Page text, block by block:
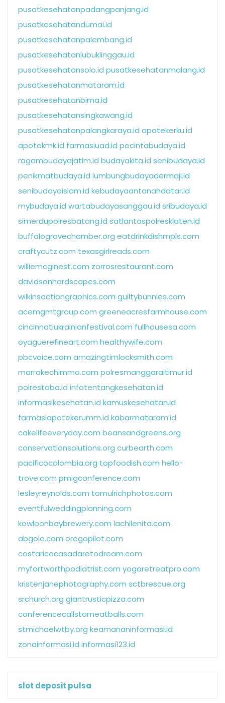
pusatkesehatanpadangpanjang.id
pusatkesehatandumai.id
pusatkesehatanpalembang.id
pusatkesehatanlubuklinggau.id
pusatkesehatansolo.id pusatkesehatanmalang.id
pusatkesehatanmataram.id
pusatkesehatanbima.id
pusatkesehatansingkawang.id
pusatkesehatanpalangkaraya.id apotekerku.id
apotekmk.id farmasiuad.id pecintabudaya.id
ragambudayajatim.id budayakita.id senibudaya.id
penikmatbudaya.id lumbungbudayadermaji.id
senibudayaislam.id kebudayaantanahdatar.id
mybudaya.id wartabudayasanggau.id sribudaya.id
simerdupolresbatang.id satlantaspolresklaten.id
buffalogrovechamber.org eatdrinkdishmpls.com
craftycutz.com texasgirlreads.com
williemcginest.com zorrosrestaurant.com
davidsonhardscapes.com
wilkinsactiongraphics.com guiltybunnies.com
acemgmtgroup.com greeneacresfarmhouse.com
cincinnatiukrainianfestival.com fullhousesa.com
oyaguerefineart.com healthywife.com
pbcvoice.com amazingtimlocksmith.com
marrakechimmo.com polresmanggaraitimur.id
polrestoba.id infotentangkesehatan.id
informasikesehatan.id kamuskesehatan.id
farmasiapotekerumm.id kabarmataram.id
cakelifeeveryday.com beansandgreens.org
conservationsolutions.org curbearth.com
pacificocolombia.org topfoodish.com hello-
trove.com pmigconference.com
lesleyreynolds.com tomulrichphotos.com
eventfulweddingplanning.com
kowloonbaybrewery.com lachilenita.com
abgolo.com oregopilot.com
costaricacasadaretodream.com
myfortworthpodiatrist.com yogaretreatpro.com
kristenjanephotography.com sctbrescue.org
srchurch.org giantrusticpizza.com
conferencecallstomeatballs.com
stmichaelwtby.org keamananinformasi.id
zonainformasi.id informasi123.id
slot deposit pulsa